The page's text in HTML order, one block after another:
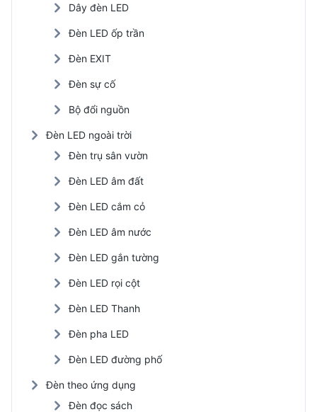
Dây đèn LED
Đèn LED ốp trần
Đèn EXIT
Đèn sự cố
Bộ đổi nguồn
Đèn LED ngoài trời
Đèn trụ sân vườn
Đèn LED âm đất
Đèn LED cắm cỏ
Đèn LED âm nước
Đèn LED gắn tường
Đèn LED rọi cột
Đèn LED Thanh
Đèn pha LED
Đèn LED đường phố
Đèn theo ứng dụng
Đèn đọc sách